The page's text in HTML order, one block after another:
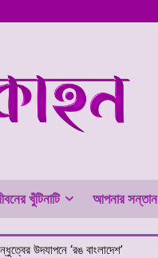
খুঁটিনাটি আপনার সন্তান
উদযাপনে ‘রঙ বাংলাদেশ’